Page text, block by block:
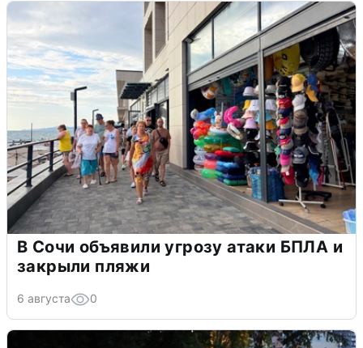
В Сочи объявили угрозу атаки БПЛА и
закрыли пляжи
6 августа 0